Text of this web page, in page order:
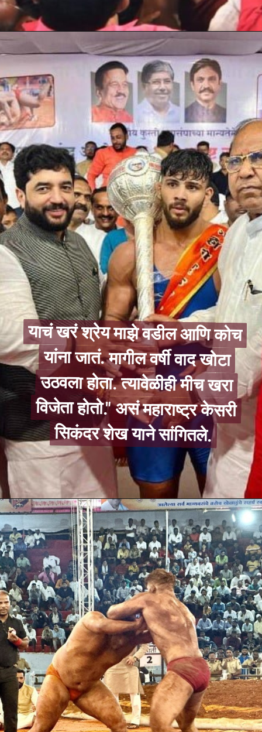
याचं खरं श्रेय माझे वडील आणि कोच
यांना जातं. मागील वर्षी वाद खोटा
उठवला होता. त्यावेळीही मीच खरा
विजेता होतो." असं महाराष्ट्र केसरी
सिकंदर शेख याने सांगितले.
याचं खरं श्रेय माझे वडील आणि कोच
यांना जातं. मागील वर्षी वाद खोटा
उठवला होता. त्यावेळीही मीच खरा
विजेता होतो." असं महाराष्ट्र केसरी
सिकंदर शेख याने सांगितले.